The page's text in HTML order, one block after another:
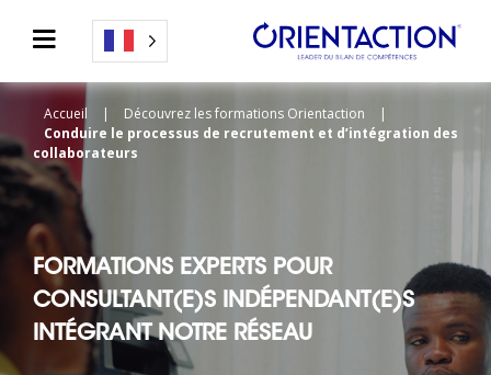
Accueil | Découvrez les formations Orientaction
|
Conduire le processus de recrutement et d’intégration des
collaborateurs
FORMATIONS EXPERTS POUR
CONSULTANT(E)S INDÉPENDANT(E)S
INTÉGRANT NOTRE RÉSEAU